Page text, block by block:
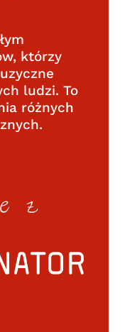
którzy
ludzi. To
różnych